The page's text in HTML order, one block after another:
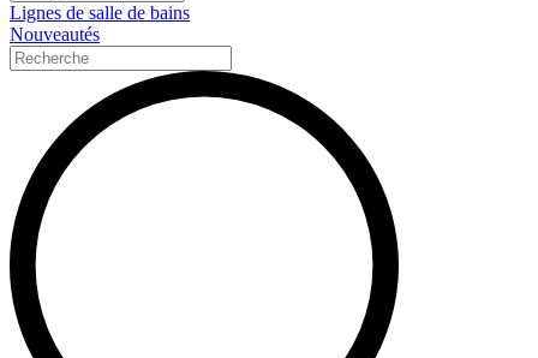
Lignes de salle de bains
Nouveautés